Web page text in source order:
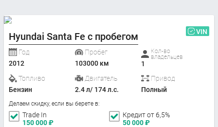
Hyundai Santa Fe с пробегом VIN
Год
2012
Пробег
103000 км
Кол-во
владельцев
1
Топливо
Бензин
Двигатель
2.4 л/ 174 л.с.
Привод
Полный
Делаем скидку, если вы берете в:
Trade In
150 000₽
Кредит от 6,5%
50 000₽